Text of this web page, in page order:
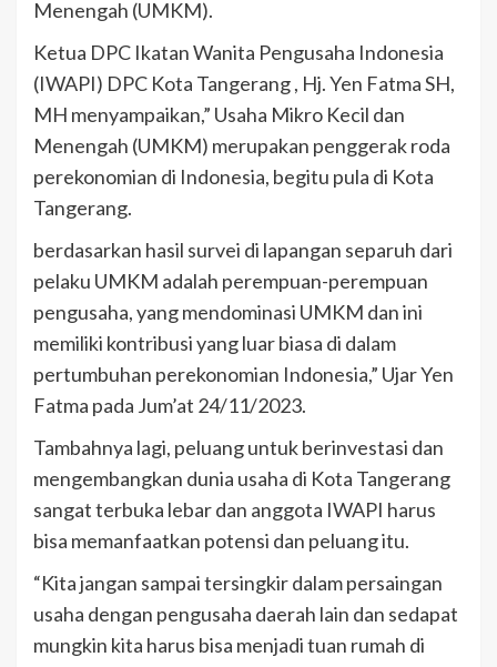
Menengah (UMKM).
Ketua DPC Ikatan Wanita Pengusaha Indonesia
(IWAPI) DPC Kota Tangerang , Hj. Yen Fatma SH,
MH menyampaikan,” Usaha Mikro Kecil dan
Menengah (UMKM) merupakan penggerak roda
perekonomian di Indonesia, begitu pula di Kota
Tangerang.
berdasarkan hasil survei di lapangan separuh dari
pelaku UMKM adalah perempuan-perempuan
pengusaha, yang mendominasi UMKM dan ini
memiliki kontribusi yang luar biasa di dalam
pertumbuhan perekonomian Indonesia,” Ujar Yen
Fatma pada Jum’at 24/11/2023.
Tambahnya lagi, peluang untuk berinvestasi dan
mengembangkan dunia usaha di Kota Tangerang
sangat terbuka lebar dan anggota IWAPI harus
bisa memanfaatkan potensi dan peluang itu.
“Kita jangan sampai tersingkir dalam persaingan
usaha dengan pengusaha daerah lain dan sedapat
mungkin kita harus bisa menjadi tuan rumah di